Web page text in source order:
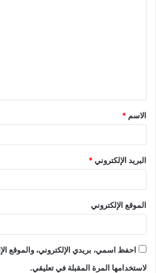
ق
*
الاسم *
البريد الإلكتروني*
الموقع الإلكتروني
احفظ اسمي، بريدي الإلكتروني، والموقع
لاستخدامها المرة المقبلة في تعليقي.